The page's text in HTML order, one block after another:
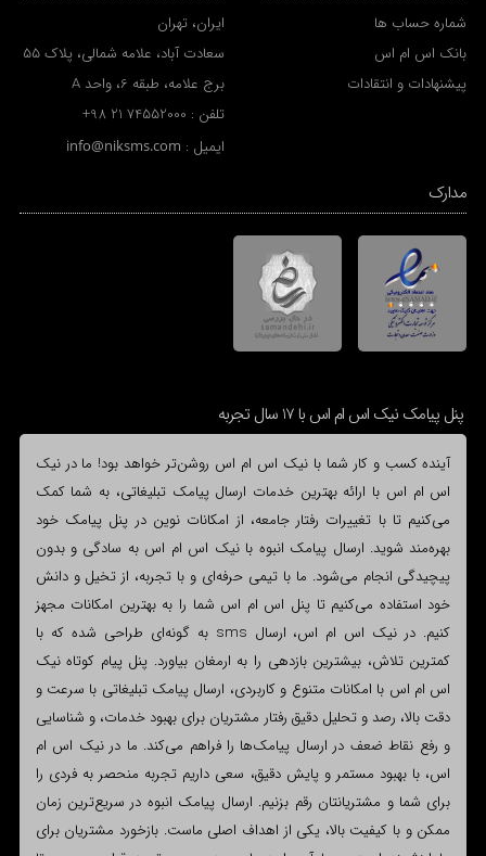
شماره حساب ها
بانک اس ام اس
پیشنهادات و انتقادات
ایران، تهران
سعادت آباد، علامه شمالی، پلاک 55
برج علامه، طبقه 6، واحد A
تلفن : +98 21 74552000
ایمیل : info@niksms.com
مدارک
پنل پیامک نیک اس ام اس با 17 سال تجربه
آینده کسب و کار شما با نیک اس ام اس روشن‌تر خواهد بود! ما در نیک
اس ام اس با ارائه بهترین خدمات ارسال پیامک تبلیغاتی، به شما کمک
می‌کنیم تا با تغییرات رفتار جامعه، از امکانات نوین در پنل پیامک خود
بهره‌مند شوید. ارسال پیامک انبوه با نیک اس ام اس به سادگی و بدون
پیچیدگی انجام می‌شود. ما با تیمی حرفه‌ای و با تجربه، از تخیل و دانش
خود استفاده می‌کنیم تا پنل اس ام اس شما را به بهترین امکانات مجهز
کنیم. در نیک اس ام اس، ارسال sms به گونه‌ای طراحی شده که با
کمترین تلاش، بیشترین بازدهی را به ارمغان بیاورد. پنل پیام کوتاه نیک
اس ام اس با امکانات متنوع و کاربردی، ارسال پیامک تبلیغاتی با سرعت و
دقت بالا، رصد و تحلیل دقیق رفتار مشتریان برای بهبود خدمات، و شناسایی
و رفع نقاط ضعف در ارسال پیامک‌ها را فراهم می‌کند. ما در نیک اس ام
اس، با بهبود مستمر و پایش دقیق، سعی داریم تجربه منحصر به فردی را
برای شما و مشتریانتان رقم بزنیم. ارسال پیامک انبوه در سریع‌ترین زمان
ممکن و با کیفیت بالا، یکی از اهداف اصلی ماست. بازخورد مشتریان برای